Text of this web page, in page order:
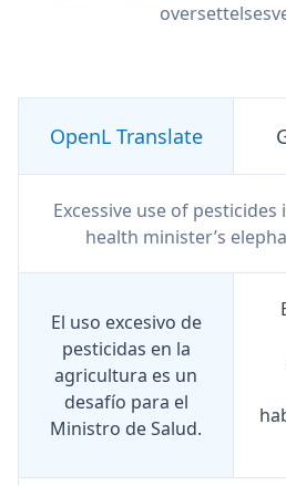
OpenL Translate
Excessive use of
health minister’s
El uso excesivo de
pesticidas en la
agricultura es un
desafío para el
Ministro de Salud.